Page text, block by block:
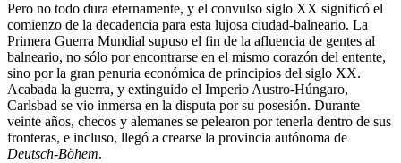
Pero no todo dura eternamente, y el convulso siglo XX significó el
comienzo de la decadencia para esta lujosa ciudad-balneario. La
Primera Guerra Mundial supuso el fin de la afluencia de gentes al
balneario, no sólo por encontrarse en el mismo corazón del entente,
sino por la gran penuria económica de principios del siglo XX.
Acabada la guerra, y extinguido el Imperio Austro-Húngaro,
Carlsbad se vio inmersa en la disputa por su posesión. Durante
veinte años, checos y alemanes se pelearon por tenerla dentro de sus
fronteras, e incluso, llegó a crearse la provincia autónoma de
Deutsch-Böhem.